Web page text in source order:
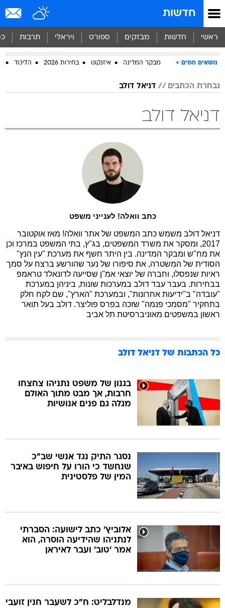
חדשות
ראשי חדשות מבזקים ספורט ויראלי תרבות
נושאים חמים מבקר המדינה איזנקוט בחירות 2026 הליכוד
נבחרת הכתבים דניאל דולב
דניאל דולב
כתב וואלה! לענייני משפט
דניאל דולב משמש כתב המשפט של אתר וואלה! מאז אוקטובר
2017, ומסקר את משרד המשפטים, בג"ץ, בתי המשפט במרכז וכן
את מח"ש ומבקר המדינה. בין היתר חשף את מערכת "עין הנץ"
הסודית של המשטרה, את סיפורו של נער שהורשע ברצח על סמך
ראיות שנפסלו, וחברה של יוצאי אמ"ן שסייעה לדונאלד טראמפ
בבחירות. בעבר עבד דולב במערכות שונות, ביניהן במערכת
"עובדה" ב"ידיעות אחרונות", ובמערכת "הארץ", שם לקח חלק
בתחקיר "מסמכי פנמה" שזכה בפרס פוליצר. דולב בעל תואר
ראשון במשפטים מאוניברסיטת תל אביב
כל הכתבות של דניאל דולב
בגנון של משפט נתניהו צחצחו
חרבות, אך מבט מתוך האולם
מגלה גם פנים אנושיות
נסגר התיק נגד אנשי שב"כ
שנחשד כי הורו על חיפוש באיבר
המין של פלסטינית
אלוביץ' כתב לישועה: הסברתי
לנתניהו שהידיעה הוסרה, הוא
אמר 'טוב' ועבר לאיראן
מנדלבליט: ח"כ לשעבר חנין זועבי